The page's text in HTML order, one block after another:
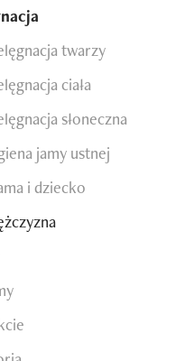
twarzy
ciała
słoneczna
jamy ustnej
i dziecko